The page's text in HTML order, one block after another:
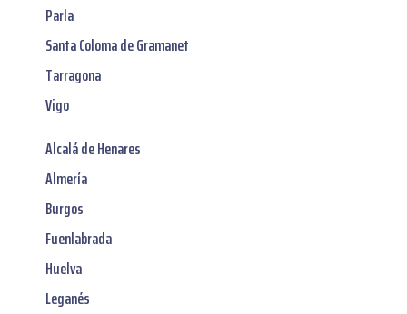
Parla
Santa Coloma de Gramanet
Tarragona
Vigo
Alcalá de Henares
Almería
Burgos
Fuenlabrada
Huelva
Leganés